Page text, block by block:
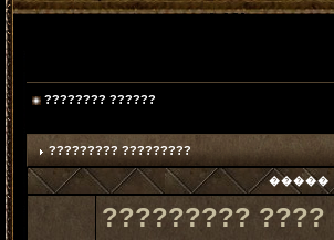
???????? ??????
????????? ?????????
�����
????????? ????